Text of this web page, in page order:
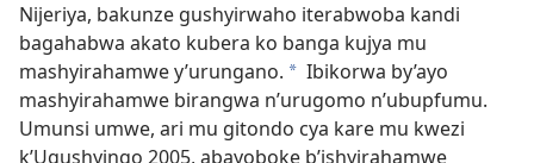
Nijeriya, bakunze gushyirwaho iterabwoba kandi
bagahabwa akato kubera ko banga kujya mu
mashyirahamwe y’urungano. * Ibikorwa by’ayo
mashyirahamwe birangwa n’urugomo n’ubupfumu.
Umunsi umwe, ari mu gitondo cya kare mu kwezi
k’Ugushyingo 2005, abayoboke b’ishyirahamwe